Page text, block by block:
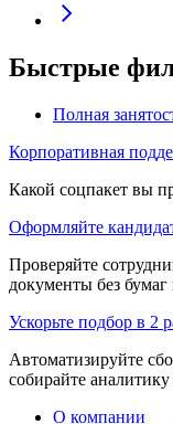
Быстрые
Полная
Корпоративная
Какой соцпакет вы
Оформляйте
Проверяйте
документы без
Ускорьте подбор в 2
Автоматизируйте
собирайте
О компании